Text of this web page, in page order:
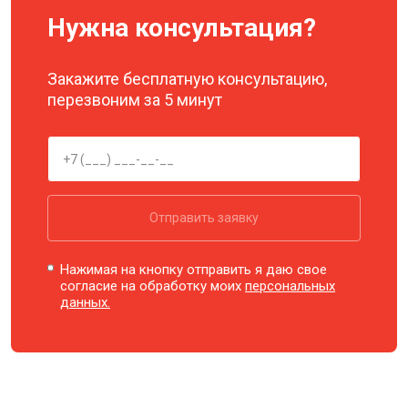
Нужна консультация?
Закажите бесплатную консультацию,
перезвоним за 5 минут
Отправить заявку
Нажимая на кнопку отправить я даю свое
согласие на обработку моихперсональных
данных.